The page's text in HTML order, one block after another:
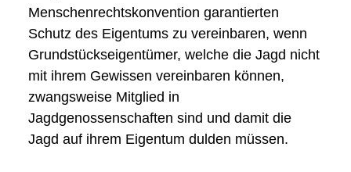
Menschenrechtskonvention garantierten
Schutz des Eigentums zu vereinbaren, wenn
Grundstückseigentümer, welche die Jagd nicht
mit ihrem Gewissen vereinbaren können,
zwangsweise Mitglied in
Jagdgenossenschaften sind und damit die
Jagd auf ihrem Eigentum dulden müssen.